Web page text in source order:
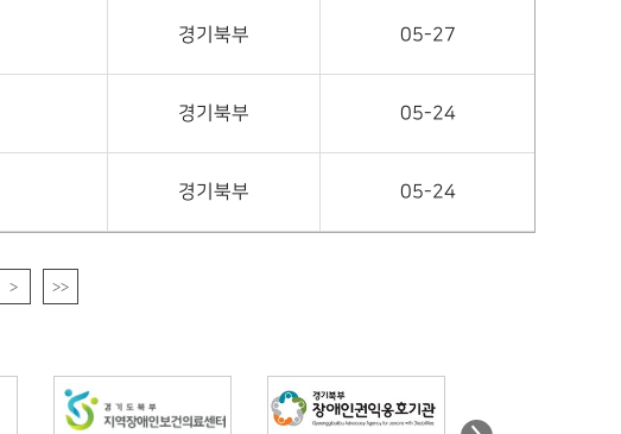
경기북부 05-27
경기북부 05-24
경기북부 05-24
> >>